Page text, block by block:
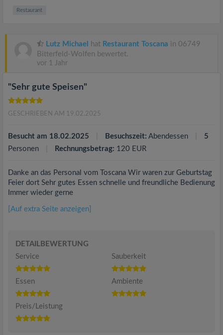
Restaurant
Lutz Michael hat Restaurant Toscana in 06749
Bitterfeld-Wolfen bewertet.
vor 1 Jahr
"Sehr gute Speisen"
GESCHRIEBEN AM 19.02.2025
Besucht am 18.02.2025 Besuchszeit: Abendessen
5
Personen
Rechnungsbetrag: 120 EUR
Danke an das Personal vom Toscana Wir waren zur Geburtstag
Feier dort Sehr gutes Essen schnelle und freundliche Bedienung
Immer wieder gerne
[Auf extra Seite anzeigen]
DETAILBEWERTUNG
Service
Sauberkeit
Essen Ambiente
Preis/Leistung